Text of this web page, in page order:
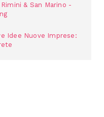
& San Marino -
Idee Nuove Imprese: